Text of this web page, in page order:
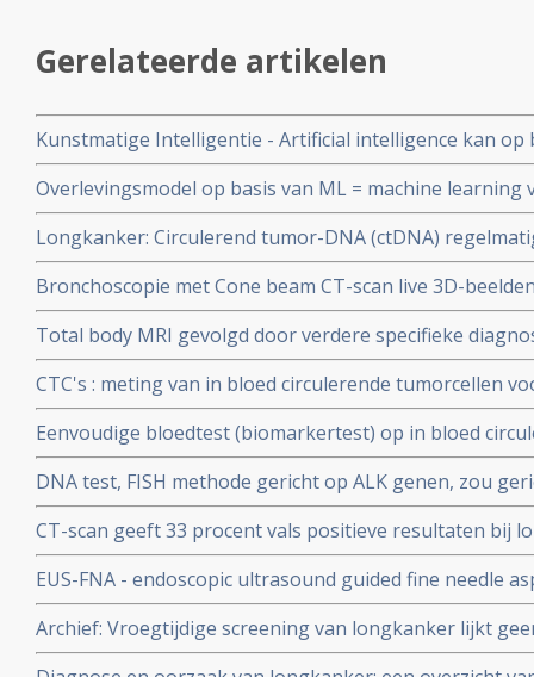
Gerelateerde artikelen
Kunstmatige Intelligentie - Artificial intelligence kan op
specifieke symptomen uit medisch dossier van de
eerder voorspellen
Overlevingsmodel op basis van ML = machine
stadiëring het risico op een recidief bij beginnende
tot III
Longkanker: Circulerend tumor-DNA (ctDNA)
een weefselanalyse (biopt) geeft beduidend meer
mutaties bij patiënten met uitgezaaide gevorderde
Bronchoscopie met Cone beam CT-scan live 3D-
longkanker mogelijk en veel patiënten met verdachte
profiteren van deze nieuwe methode
Total body MRI gevolgd door verdere specifieke
leidt sneller tot behandelplan dan standaard diagnose
goedkoper.
CTC's : meting van in bloed circulerende tumorcellen
voorspelt effectiviteit van chemo en bestraling bij
longkanker.
Eenvoudige bloedtest (biomarkertest) op in bloed
jaar eerder recidief of progressie van succesvol
of Pet-scan
DNA test, FISH methode gericht op ALK genen, zou
longkanker mogelijk kunnen maken.
CT-scan geeft 33 procent vals positieve resultaten bij
onbetrouwbaar als meetinstrument voor longkanker.
EUS-FNA - endoscopic ultrasound guided fine needle
onnodige longoperaties door veel nauwkeuriger
Archief: Vroegtijdige screening van longkanker lijkt
overlevingsduur.